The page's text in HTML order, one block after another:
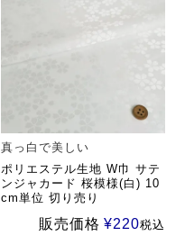
真っ白で美しい
ポリエステル生地 W巾 サテ
ンジャカード 桜模様(白) 10
cm単位 切り売り
販売価格 ¥220税込